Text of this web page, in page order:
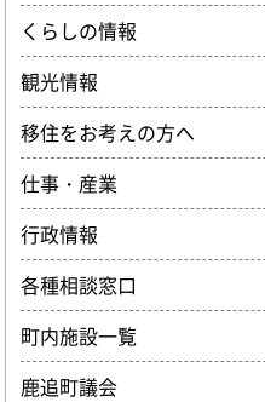
くらしの情報
観光情報
移住をお考えの方へ
仕事・産業
行政情報
各種相談窓口
町内施設一覧
鹿追町議会